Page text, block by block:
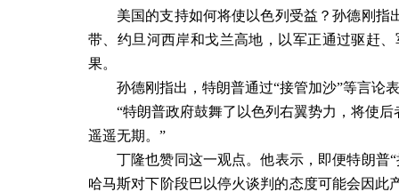
美国的支持如何将使以色列受益？孙德刚指
带、约旦河西岸和戈兰高地，以军正通过驱赶
果。
孙德刚指出，特朗普通过“接管加沙”等言论
“特朗普政府鼓舞了以色列右翼势力，将使
遥遥无期。”
丁隆也赞同这一观点。他表示，即便特朗普
哈马斯对下阶段巴以停火谈判的态度可能会因